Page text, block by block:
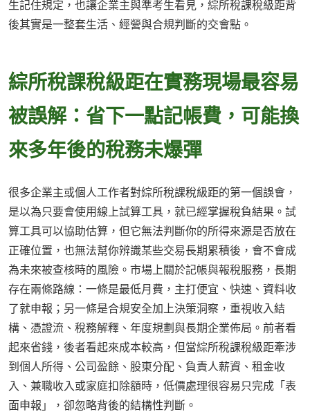
生記住規定，也讓企業主與準考生看見，綜所稅課稅級距背
後其實是一整套生活、經營與合規判斷的交會點。
綜所稅課稅級距在實務現場最容易
被誤解：省下一點記帳費，可能換
來多年後的稅務未爆彈
很多企業主或個人工作者對綜所稅課稅級距的第一個誤會，
是以為只要會使用線上試算工具，就已經掌握稅負結果。試
算工具可以協助估算，但它無法判斷你的所得來源是否放在
正確位置，也無法幫你辨識某些交易長期累積後，會不會成
為未來被查核時的風險。市場上關於記帳與報稅服務，長期
存在兩條路線：一條是最低月費，主打便宜、快速、資料收
了就申報；另一條是合規安全加上決策洞察，重視收入結
構、憑證流、稅務解釋、年度規劃與長期企業佈局。前者看
起來省錢，後者看起來成本較高，但當綜所稅課稅級距牽涉
到個人所得、公司盈餘、股東分配、負責人薪資、租金收
入、兼職收入或家庭扣除額時，低價處理很容易只完成「表
面申報」，卻忽略背後的結構性判斷。